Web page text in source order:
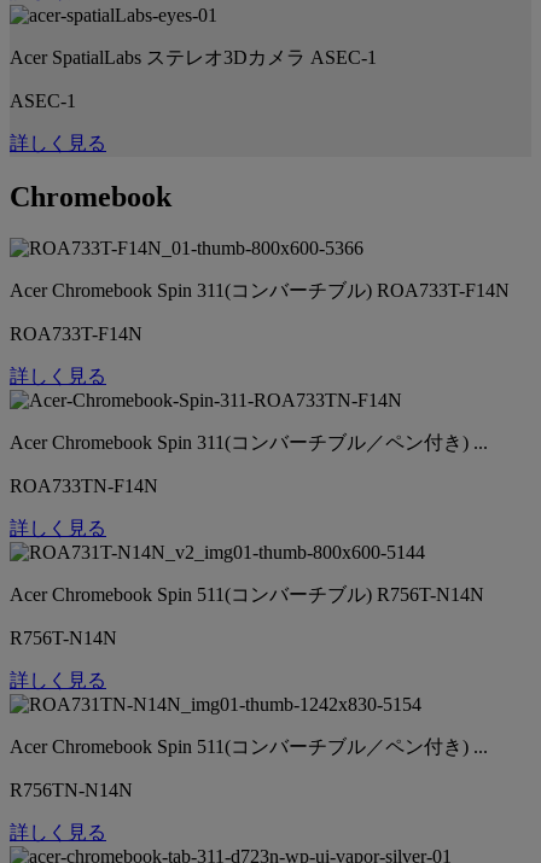
Acer SpatialLabs ステレオ3Dカメラ ASEC-1
ASEC-1
詳しく見る
Chromebook
Acer Chromebook Spin 311(コンバーチブル) ROA733T-F14N
ROA733T-F14N
詳しく見る
Acer Chromebook Spin 311(コンバーチブル／ペン付き) ...
ROA733TN-F14N
詳しく見る
Acer Chromebook Spin 511(コンバーチブル) R756T-N14N
R756T-N14N
詳しく見る
Acer Chromebook Spin 511(コンバーチブル／ペン付き) ...
R756TN-N14N
詳しく見る